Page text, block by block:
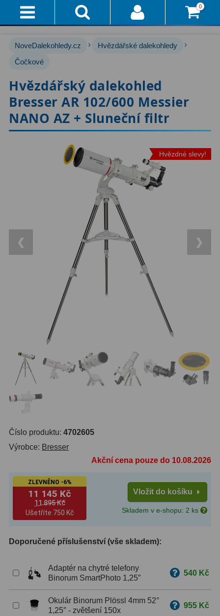
0
Přihlášení
Affiliate
Průvodce
Doručení
A
Platba
14
Dnů
Objednávky
Kontakty
Akce!
Hvězdářské dalekohledy
Pro začátečníky 67
Pro děti30
Čočkové60
7
OTA - pouze optika 43
Sluneční
Do 10000 Kč41
Plössl a Super Plössl 120
WA (52°-60°)
SWA (62°-78°)
ED a Flat Field12
Měřící, s mřížkou
Ostatní30
Doplňky1
181
Měsíční a Polarizační23
Sluneční 42
NoveDalekohledy.cz › Hvězdářské dalekohledy ›
Čočkové
Hvězdné slevy!
❮ ❯
Hvězdářský dalekohled
Bresser AR 102/600 Messier
NANO AZ + Sluneční filtr
Číslo produktu: 4702605
Výrobce: Bresser
Akční cena pouze do 10.08.2026
ZLEVNĚNO -6%
11 145 Kč
11 895 Kč
Ušetříte 750 Kč
Vložit do košíku
Skladem v e-shopu: 2 ks
Doporučené příslušenství (vše skladem):
Adaptér na chytré telefony
Binorum SmartPhoto 1,25″
540 Kč
Okulár Binorum Plössl 4mm 52°
1,25″ - zvětšení 150x
955 Kč